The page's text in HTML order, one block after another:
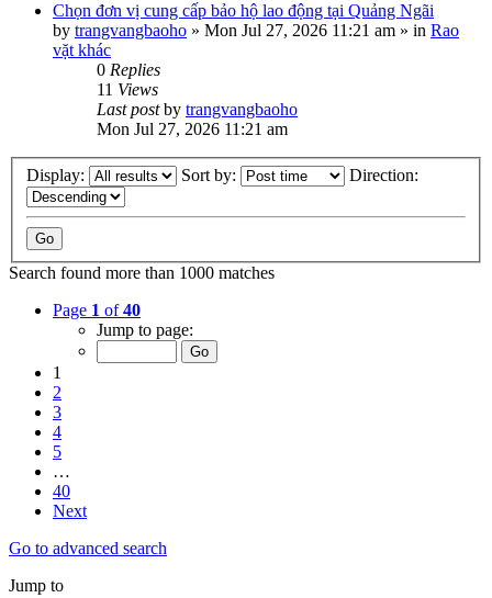
Chọn đơn vị cung cấp bảo hộ lao động tại Quảng Ngãi
by trangvangbaoho » Mon Jul 27, 2026 11:21 am » in Rao
vặt khác
0 Replies
11 Views
Last postby trangvangbaoho
Mon Jul 27, 2026 11:21 am
Display: Sort by: Direction:
Search found more than 1000 matches
Page 1 of40
Jump to page:
1
2
3
4
5
…
40
Next
Go to advanced search
Jump to